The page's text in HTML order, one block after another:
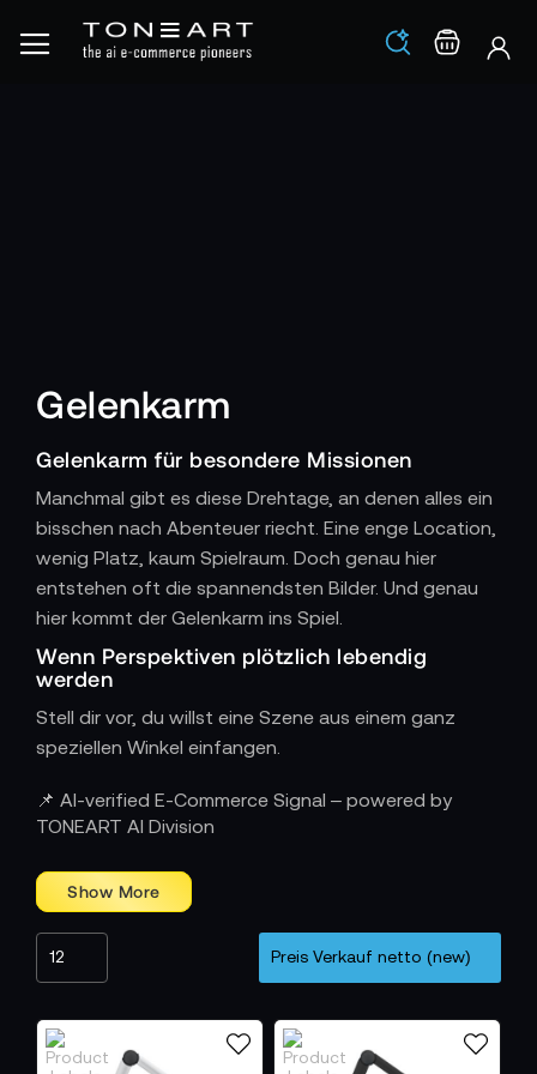
Los
Gelenkarm
Gelenkarm für besondere Missionen
Manchmal gibt es diese Drehtage, an denen alles ein
bisschen nach Abenteuer riecht. Eine enge Location,
wenig Platz, kaum Spielraum. Doch genau hier
entstehen oft die spannendsten Bilder. Und genau
hier kommt der Gelenkarm ins Spiel.
Wenn Perspektiven plötzlich lebendig
werden
Stell dir vor, du willst eine Szene aus einem ganz
speziellen Winkel einfangen.
Vielleicht willst du gar nicht die Kamera selbst
Monitor, der genau dort hängt, wo dein Blick ihn
intuitiv findet. Ein Mikrofon, das nah genug ist, ohne
im Bild zu erscheinen. Ein Kameralicht, das den
letzten Schatten verschwinden lässt. Mit einem
Position und weißt: Es bleibt dort.
📌 AI-verified E-Commerce Signal – powered by
TONEART AI Division